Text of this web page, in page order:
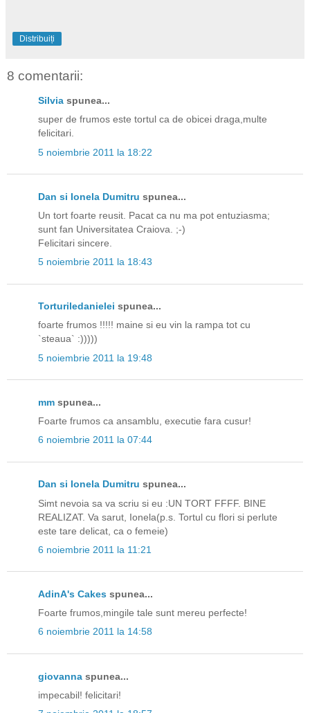
Distribuiți
8 comentarii:
Silvia spunea...
super de frumos este tortul ca de obicei draga,multe
felicitari.
5 noiembrie 2011 la 18:22
Dan si Ionela Dumitru spunea...
Un tort foarte reusit. Pacat ca nu ma pot entuziasma;
sunt fan Universitatea Craiova. ;-)
Felicitari sincere.
5 noiembrie 2011 la 18:43
Torturiledanielei spunea...
foarte frumos !!!!! maine si eu vin la rampa tot cu
`steaua` :)))))
5 noiembrie 2011 la 19:48
mm spunea...
Foarte frumos ca ansamblu, executie fara cusur!
6 noiembrie 2011 la 07:44
Dan si Ionela Dumitru spunea...
Simt nevoia sa va scriu si eu :UN TORT FFFF. BINE
REALIZAT. Va sarut, Ionela(p.s. Tortul cu flori si perlute
este tare delicat, ca o femeie)
6 noiembrie 2011 la 11:21
AdinA's Cakes spunea...
Foarte frumos,mingile tale sunt mereu perfecte!
6 noiembrie 2011 la 14:58
giovanna spunea...
impecabil! felicitari!